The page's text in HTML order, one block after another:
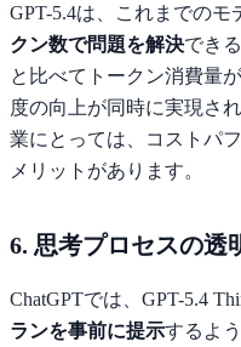
GPT-5.4は、これまでのモ
クン数で問題を解決でき
と比べてトークン消費量
度の向上が同時に実現さ
業にとっては、コストパ
メリットがあります。
6. 思考プロセスの透
ChatGPTでは、GPT-5.4
ランを事前に提示するよ